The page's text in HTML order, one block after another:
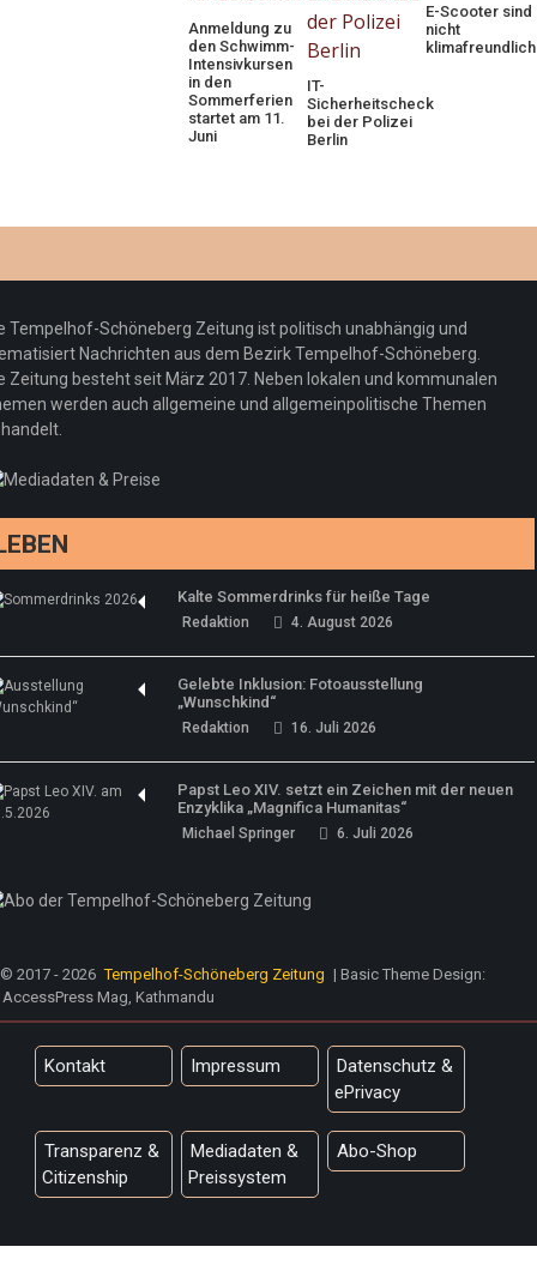
Anmeldung zu
den Schwimm-
Intensivkursen
in den
Sommerferien
startet am 11.
Juni
IT-
Sicherheitscheck
bei der Polizei
Berlin
E-Scooter sind
nicht
klimafreundlich
Tempelhof-Schöneberg Zeitung ist politisch unabhängig und
Nachrichten aus dem Bezirk Tempelhof-Schöneberg.
Zeitung besteht seit März 2017. Neben lokalen und kommunalen
werden auch allgemeine und allgemeinpolitische Themen
Kalte Sommerdrinks für heiße Tage
Redaktion 4. August 2026
Gelebte Inklusion: Fotoausstellung
„Wunschkind“
Redaktion 16. Juli 2026
Papst Leo XIV. setzt ein Zeichen mit der neuen
Enzyklika „Magnifica Humanitas“
Michael Springer 6. Juli 2026
© 2017 - 2026 Tempelhof-Schöneberg Zeitung | Basic Theme Design:
AccessPress Mag, Kathmandu
Kontakt Impressum
Datenschutz &
ePrivacy
Transparenz &
Citizenship
Mediadaten &
Preissystem
Abo-Shop